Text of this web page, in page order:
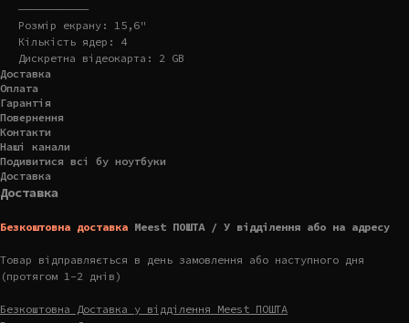
———————————
Розмір екрану: 15,6"
Кількість ядер: 4
Дискретна відеокарта: 2 GB
Доставка
Оплата
Гарантія
Повернення
Контакти
Наші канали
Подивитися всі бу ноутбуки
Доставка
Доставка
Безкоштовна доставка Meest ПОШТА / У відділення або на адресу
Товар відправляється в день замовлення або наступного дня
(протягом 1-2 днів)
Безкоштовна Доставка у відділення Meest ПОШТА